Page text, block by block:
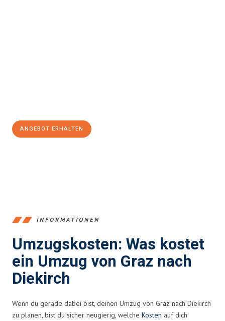
ANGEBOT ERHALTEN
INFORMATIONEN
Umzugskosten: Was kostet
ein Umzug von Graz nach
Diekirch
Wenn du gerade dabei bist, deinen Umzug von Graz nach Diekirch
zu planen, bist du sicher neugierig, welche Kosten auf dich